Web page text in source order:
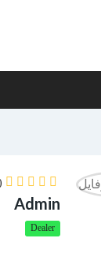
Admin
Dealer